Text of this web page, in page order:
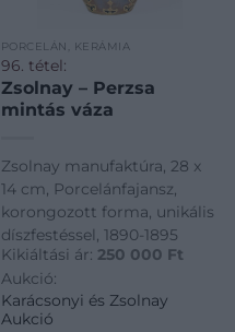
PORCELÁN, KERÁMIA
96. tétel:
Zsolnay – Perzsa
mintás váza
Zsolnay manufaktúra, 28 x
14 cm, Porcelánfajansz,
korongozott forma, unikális
díszfestéssel, 1890-1895
Kikiáltási ár: 250 000 Ft
Aukció:
Karácsonyi és Zsolnay
Aukció